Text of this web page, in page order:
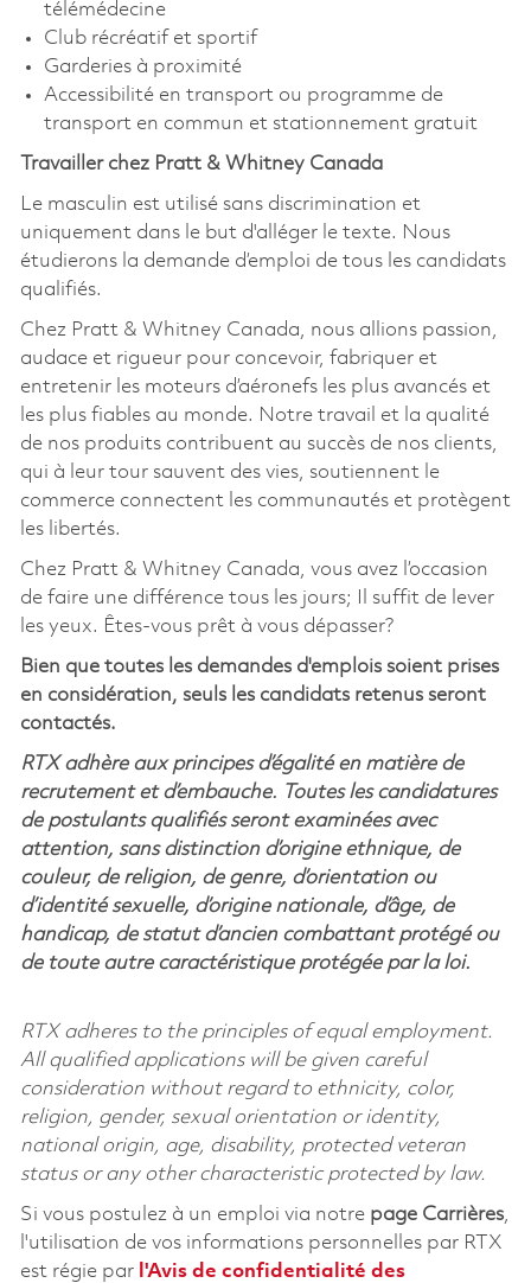
télémédecine
Club récréatif et sportif
Garderies à proximité
Accessibilité en transport ou programme de
transport en commun et stationnement gratuit
Travailler chez Pratt & Whitney Canada
Le masculin est utilisé sans discrimination et
uniquement dans le but d'alléger le texte. Nous
étudierons la demande d’emploi de tous les candidats
qualifiés.
Chez Pratt & Whitney Canada, nous allions passion,
audace et rigueur pour concevoir, fabriquer et
entretenir les moteurs d’aéronefs les plus avancés et
les plus fiables au monde. Notre travail et la qualité
de nos produits contribuent au succès de nos clients,
qui à leur tour sauvent des vies, soutiennent le
commerce connectent les communautés et protègent
les libertés.
Chez Pratt & Whitney Canada, vous avez l’occasion
de faire une différence tous les jours; Il suffit de lever
les yeux. Êtes-vous prêt à vous dépasser?
Bien que toutes les demandes d'emplois soient prises
en considération, seuls les candidats retenus seront
contactés.
RTX adhère aux principes d’égalité en matière de
recrutement et d’embauche. Toutes les candidatures
de postulants qualifiés seront examinées avec
attention, sans distinction d’origine ethnique, de
couleur, de religion, de genre, d’orientation ou
d’identité sexuelle, d’origine nationale, d’âge, de
handicap, de statut d’ancien combattant protégé ou
de toute autre caractéristique protégée par la loi.
RTX adheres to the principles of equal employment.
All qualified applications will be given careful
consideration without regard to ethnicity, color,
religion, gender, sexual orientation or identity,
national origin, age, disability, protected veteran
status or any other characteristic protected by law.
Si vous postulez à un emploi via notre page Carrières,
l'utilisation de vos informations personnelles par RTX
est régie par l'Avis de confidentialité des